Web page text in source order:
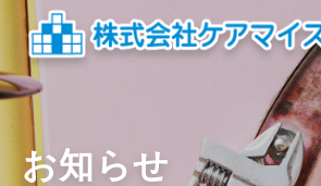
お知らせ